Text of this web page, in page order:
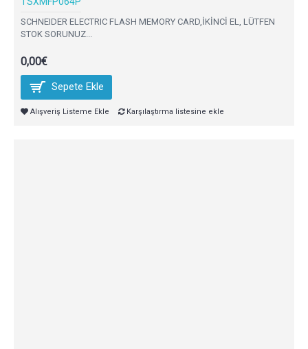
SCHNEIDER ELECTRIC FLASH MEMORY CARD,İKİNCİ EL, LÜTFEN
STOK SORUNUZ...
0,00€
Sepete Ekle
Alışveriş Listeme Ekle Karşılaştırma listesine ekle